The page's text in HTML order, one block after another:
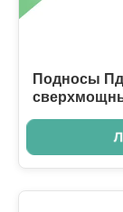
Подносы